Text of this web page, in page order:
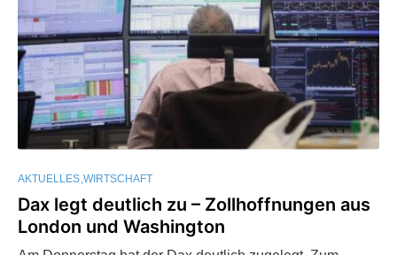
AKTUELLES WIRTSCHAFT
Dax legt deutlich zu – Zollhoffnungen aus
London und Washington